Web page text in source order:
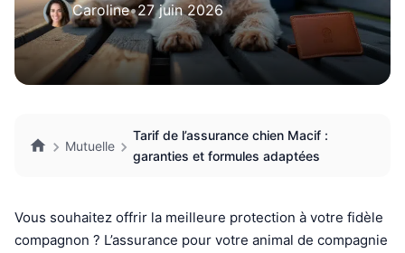
Caroline•27 juin 2026
Mutuelle
Tarif de l’assurance chien Macif :
garanties et formules adaptées
Vous souhaitez offrir la meilleure protection à votre fidèle
compagnon ? L’assurance pour votre animal de compagnie